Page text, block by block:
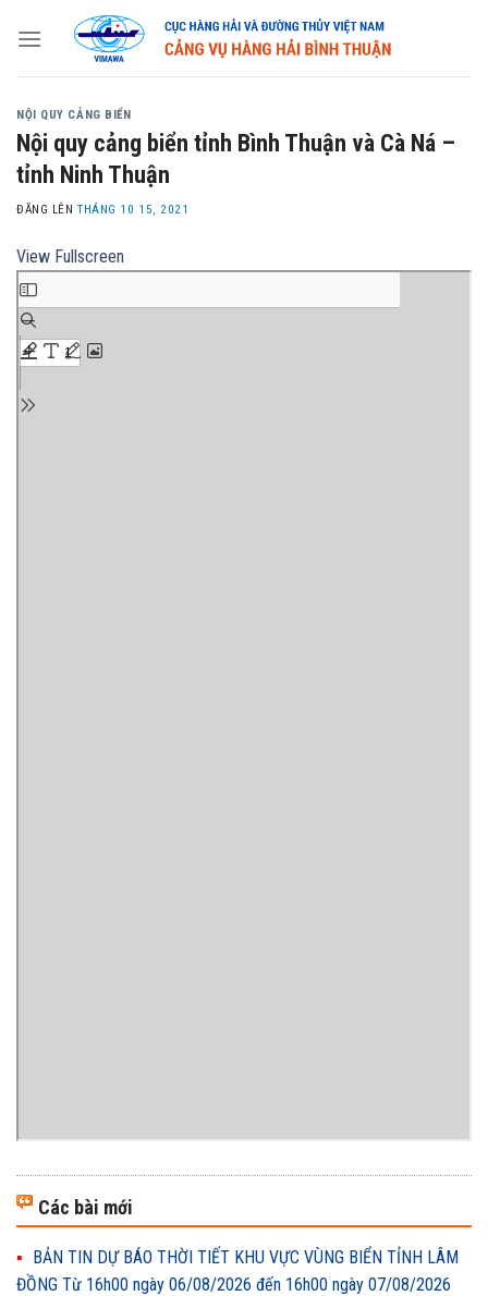
NỘI QUY CẢNG BIỂN
Nội quy cảng biển tỉnh Bình Thuận và Cà Ná –
tỉnh Ninh Thuận
ĐĂNG LÊNTHÁNG 10 15, 2021
View Fullscreen
Các bài mới
BẢN TIN DỰ BÁO THỜI TIẾT KHU VỰC VÙNG BIỂN TỈNH LÂM
ĐỒNG Từ 16h00 ngày 06/08/2026 đến 16h00 ngày 07/08/2026